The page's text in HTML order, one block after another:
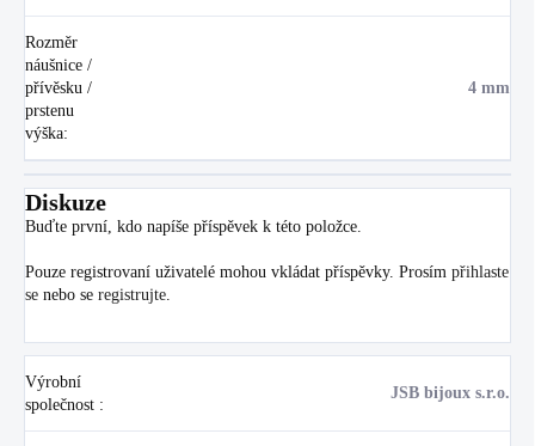
Rozměr
náušnice /
přívěsku /
prstenu
výška:
4 mm
Diskuze
Buďte první, kdo napíše příspěvek k této položce.
Pouze registrovaní uživatelé mohou vkládat příspěvky. Prosím přihlaste
se nebo se registrujte
Výrobní
společnost :
JSB bijoux s.r.o.